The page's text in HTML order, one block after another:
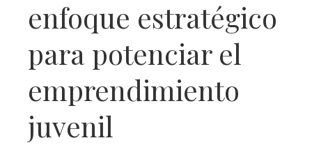
enfoque estratégico
para potenciar el
emprendimiento
juvenil